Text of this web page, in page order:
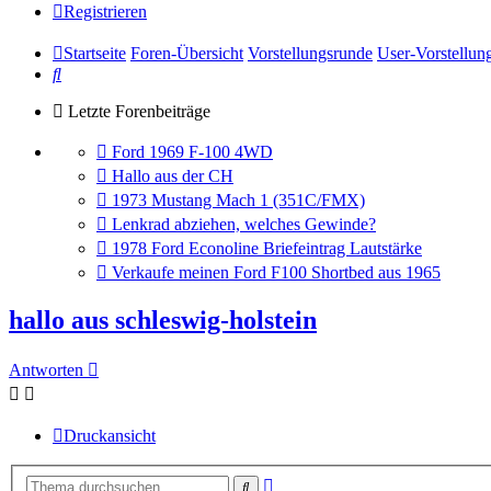
Registrieren
Startseite Foren-Übersicht Vorstellungsrunde User-
Suche
Letzte Forenbeiträge
Gehe
zum
letzten
Beitrag
Ford 1969 F-100 4WD
Gehe
zum
letzten
Beitrag
Hallo aus der CH
Gehe
zum
letzten
Beitrag
1973 Mustang Mach 1 (351C/FMX)
Gehe
zum
letzten
Beitrag
Lenkrad abziehen, welches Gewinde?
Gehe
zum
letzten
1978 Ford Econoline Briefeintrag Lautstärke
Gehe
letzten
Beitrag
Verkaufe meinen Ford F100 Shortbed aus 1965
hallo aus schleswig-holstein
Antworten
Druckansicht
Suche